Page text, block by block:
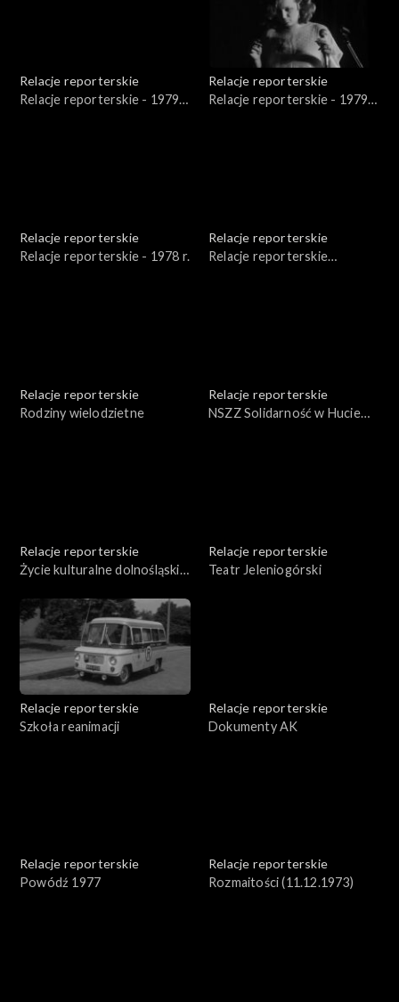
Relacje reporterskie
Relacje reporterskie - 1979 -
Relacje reporterskie
Relacje reporterskie - 1979 -
Relacje reporterskie
Relacje reporterskie - 1978 r.
Relacje reporterskie
Relacje reporterskie
Relacje reporterskie
Rodziny wielodzietne
Relacje reporterskie
NSZZ Solidarność w Hucie
Relacje reporterskie
Życie kulturalne dolnośląskiej
Relacje reporterskie
Teatr Jeleniogórski
Relacje reporterskie
Szkoła reanimacji
Relacje reporterskie
Dokumenty AK
Relacje reporterskie
Powódź 1977
Relacje reporterskie
Rozmaitości (11.12.1973)